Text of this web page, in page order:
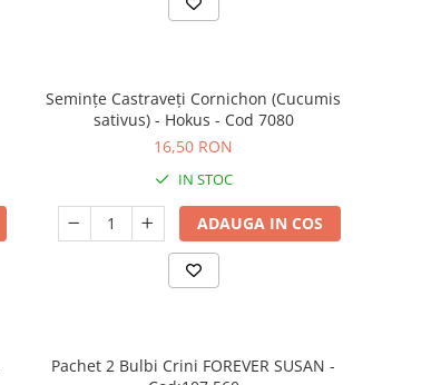
Semințe Castraveți Cornichon (Cucumis
sativus) - Hokus - Cod 7080
16,50 RON
IN STOC
ADAUGA IN COS
Pachet 2 Bulbi Crini FOREVER SUSAN -